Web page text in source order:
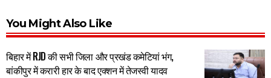
You Might Also Like
बिहार में RJD की सभी जिला और प्रखंड कमेटियां भंग,
बांकीपुर में करारी हार के बाद एक्शन में तेजस्वी यादव